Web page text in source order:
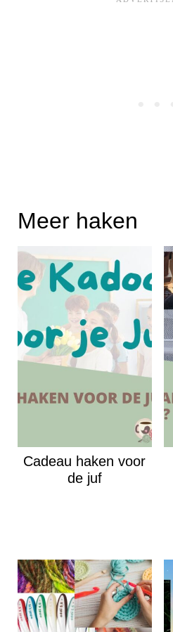
Meer haken
Cadeau haken voor
de juf